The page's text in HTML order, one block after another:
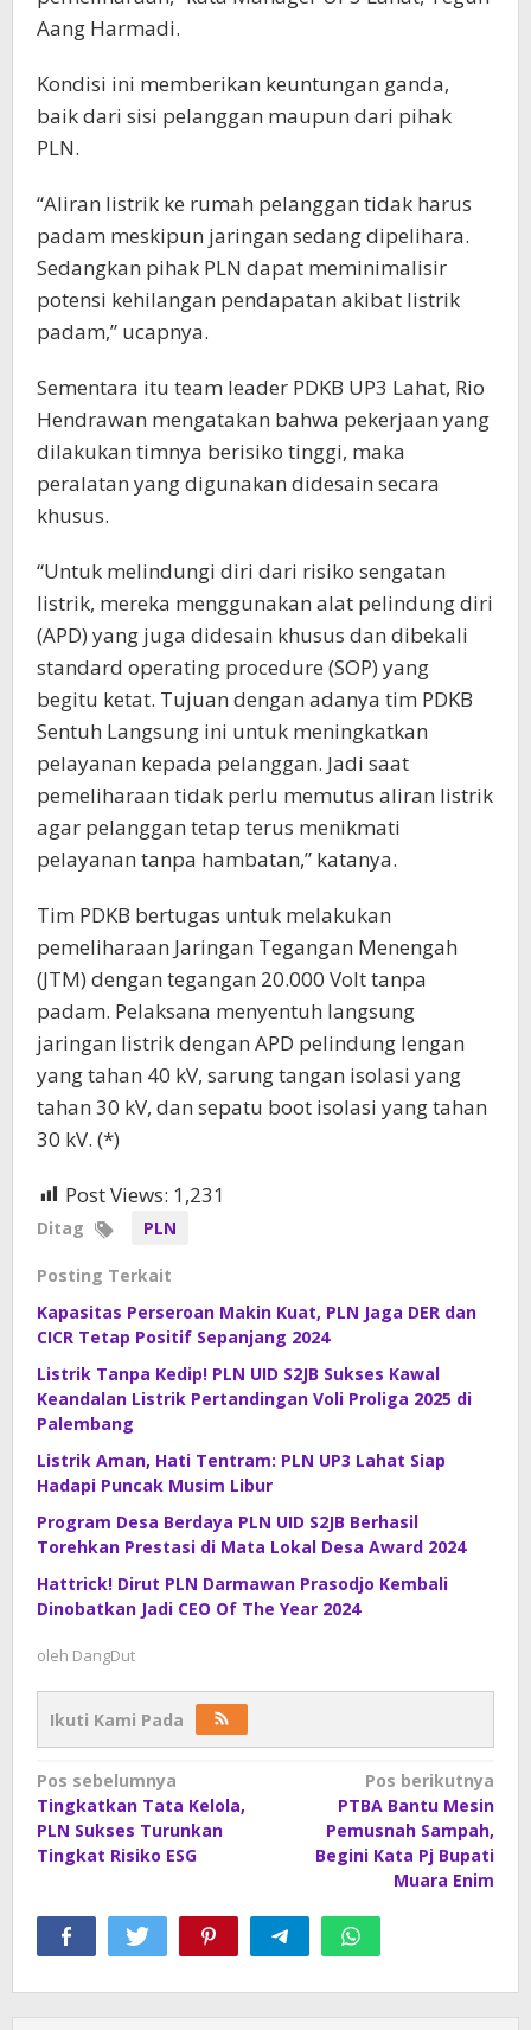
Aang Harmadi.
Kondisi ini memberikan keuntungan ganda,
baik dari sisi pelanggan maupun dari pihak
PLN.
“Aliran listrik ke rumah pelanggan tidak harus
padam meskipun jaringan sedang dipelihara.
Sedangkan pihak PLN dapat meminimalisir
potensi kehilangan pendapatan akibat listrik
padam,” ucapnya.
Sementara itu team leader PDKB UP3 Lahat, Rio
Hendrawan mengatakan bahwa pekerjaan yang
dilakukan timnya berisiko tinggi, maka
peralatan yang digunakan didesain secara
khusus.
“Untuk melindungi diri dari risiko sengatan
listrik, mereka menggunakan alat pelindung diri
(APD) yang juga didesain khusus dan dibekali
standard operating procedure (SOP) yang
begitu ketat. Tujuan dengan adanya tim PDKB
Sentuh Langsung ini untuk meningkatkan
pelayanan kepada pelanggan. Jadi saat
pemeliharaan tidak perlu memutus aliran listrik
agar pelanggan tetap terus menikmati
pelayanan tanpa hambatan,” katanya.
Tim PDKB bertugas untuk melakukan
pemeliharaan Jaringan Tegangan Menengah
(JTM) dengan tegangan 20.000 Volt tanpa
padam. Pelaksana menyentuh langsung
jaringan listrik dengan APD pelindung lengan
yang tahan 40 kV, sarung tangan isolasi yang
tahan 30 kV, dan sepatu boot isolasi yang tahan
30 kV. (*)
Post Views: 1,231
Ditag PLN
Posting Terkait
Kapasitas Perseroan Makin Kuat, PLN Jaga DER dan
CICR Tetap Positif Sepanjang 2024
Listrik Tanpa Kedip! PLN UID S2JB Sukses Kawal
Keandalan Listrik Pertandingan Voli Proliga 2025 di
Palembang
Listrik Aman, Hati Tentram: PLN UP3 Lahat Siap
Hadapi Puncak Musim Libur
Program Desa Berdaya PLN UID S2JB Berhasil
Torehkan Prestasi di Mata Lokal Desa Award 2024
Hattrick! Dirut PLN Darmawan Prasodjo Kembali
Dinobatkan Jadi CEO Of The Year 2024
oleh DangDut
Ikuti Kami Pada
Navigasi
pos
Pos sebelumnya
Tingkatkan Tata Kelola,
PLN Sukses Turunkan
Tingkat Risiko ESG
Pos berikutnya
PTBA Bantu Mesin
Pemusnah Sampah,
Begini Kata Pj Bupati
Muara Enim